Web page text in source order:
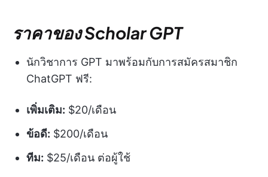
ราคาของ Scholar GPT
นักวิชาการ GPT มาพร้อมกับการสมัครสมาชิก
ChatGPT ฟรี:
เพิ่มเติม: $20/เดือน
ข้อดี: $200/เดือน
ทีม: $25/เดือน ต่อผู้ใช้